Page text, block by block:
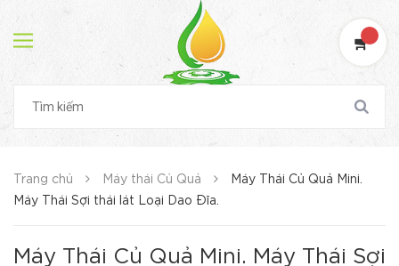
Trang chủ Máy thái Củ Quả
Máy Thái Củ Quả Mini.
Máy Thái Sợi thái lát Loại Dao Đĩa.
Máy Thái Củ Quả Mini. Máy Thái Sợi